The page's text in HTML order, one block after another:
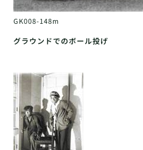
GK008-148m
グラウンドでのボール投げ